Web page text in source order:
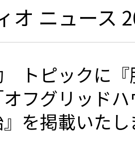
オ ニュース
トピックに『
フグリッド
を掲載いた